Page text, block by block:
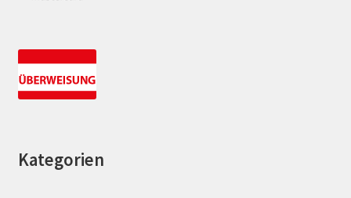
Kategorien